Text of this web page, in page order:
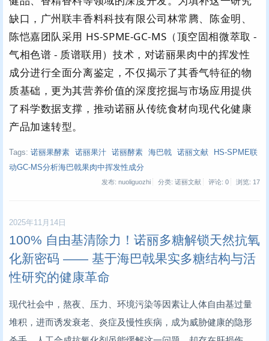
缺口，广州联丰香料科技有限公司林常腾、陈金明、
陈恺嘉团队采用 HS-SPME-GC-MS（顶空固相微萃取 -
气相色谱 - 质谱联用）技术，对诺丽果肉中的挥发性
成分进行全面分离鉴定，不仅揭示了其香气特征的物
质基础，更为其营养价值的深度挖掘与市场应用提供
了科学数据支撑，推动诺丽从传统食材向现代化健康
产品加速转型。
Tags: 诺丽果酵素 诺丽果汁 诺丽酵素 海巴戟 诺丽文献
HS-SPME联
动GC-MS分析海巴戟果肉中挥发性成分
发布: nuoliguozhi 分类: 诺丽文献 评论: 0 浏览: 17
2025年11月14日
100% 自由基清除力！诺丽多糖解锁天然抗氧
化新密码 —— 基于海巴戟果实多糖结构与活
性研究的健康革命
现代社会中，熬夜、压力、环境污染等因素让人体自由基过量
堆积，进而诱发衰老、炎症及慢性疾病，成为威胁健康的隐形